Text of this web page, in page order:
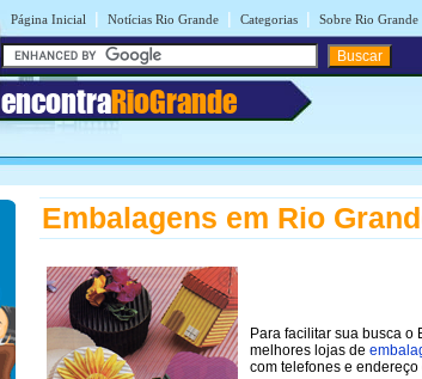
Página Inicial | Notícias Rio Grande | Categorias | Sobre Rio Grande
encontraRioGrande
Embalagens em Rio
Para facilitar sua busca o
melhores lojas de
com telefones e endereço